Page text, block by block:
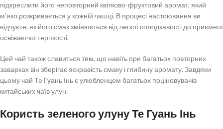
підкреслити його неповторний квітково-фруктовий аромат, який
м’яко розкривається у кожній чашці. В процесі настоювання ви
відчуєте, як його смак змінюється від легкої солодкавості до приємної
освіжаючої терпкості.
Цей чай також славиться тим, що навіть при багатьох повторних
заварках він зберігає яскравість смаку і глибину аромату. Завдяки
цьому чай Те Гуань Інь є улюбленцем багатьох поціновувачів
китайських чаїв улун.
Користь зеленого улуну Те Гуань Інь